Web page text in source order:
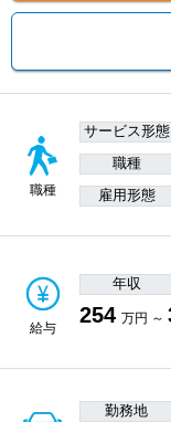
職種
サービス形態
職種
雇用形態
給与
年収
254 万円 ～
勤務地